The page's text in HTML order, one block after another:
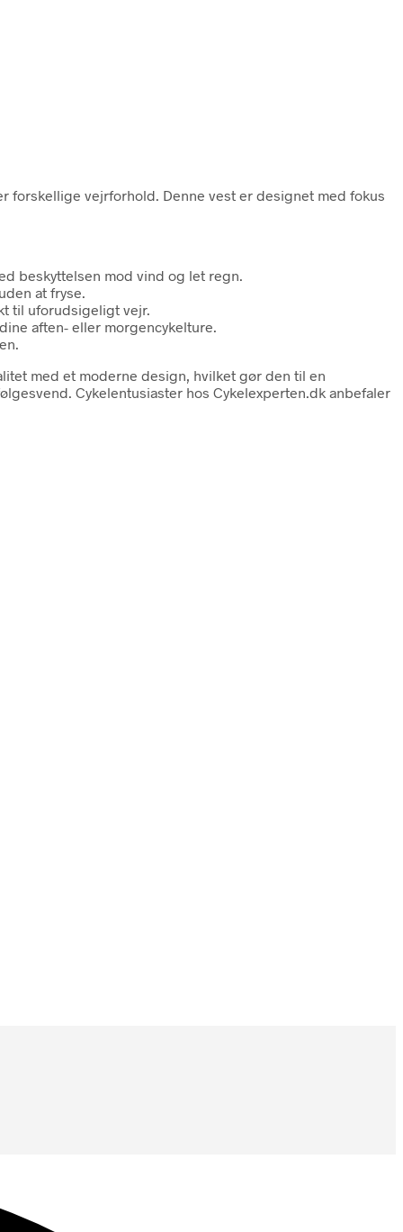
forskellige vejrforhold. Denne vest er designet med fokus
beskyttelsen mod vind og let regn.
at fryse.
til uforudsigeligt vejr.
aften- eller morgencykelture.
med et moderne design, hvilket gør den til en
Cykelentusiaster hos Cykelexperten.dk anbefaler